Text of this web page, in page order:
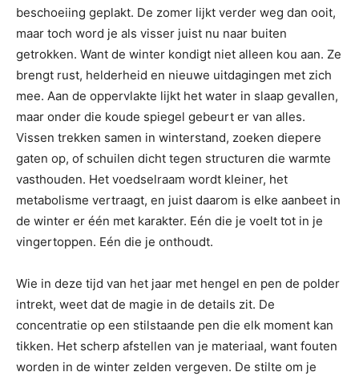
beschoeiing geplakt. De zomer lijkt verder weg dan ooit,
maar toch word je als visser juist nu naar buiten
getrokken. Want de winter kondigt niet alleen kou aan. Ze
brengt rust, helderheid en nieuwe uitdagingen met zich
mee. Aan de oppervlakte lijkt het water in slaap gevallen,
maar onder die koude spiegel gebeurt er van alles.
Vissen trekken samen in winterstand, zoeken diepere
gaten op, of schuilen dicht tegen structuren die warmte
vasthouden. Het voedselraam wordt kleiner, het
metabolisme vertraagt, en juist daarom is elke aanbeet in
de winter er één met karakter. Eén die je voelt tot in je
vingertoppen. Eén die je onthoudt.
Wie in deze tijd van het jaar met hengel en pen de polder
intrekt, weet dat de magie in de details zit. De
concentratie op een stilstaande pen die elk moment kan
tikken. Het scherp afstellen van je materiaal, want fouten
worden in de winter zelden vergeven. De stilte om je